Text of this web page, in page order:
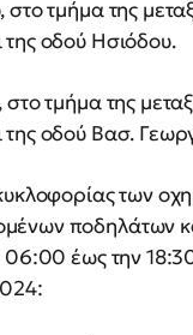
τμήμα της
οδού Ησιόδου.
τμήμα της
οδού Βασ.
των
ποδηλάτων
έως την